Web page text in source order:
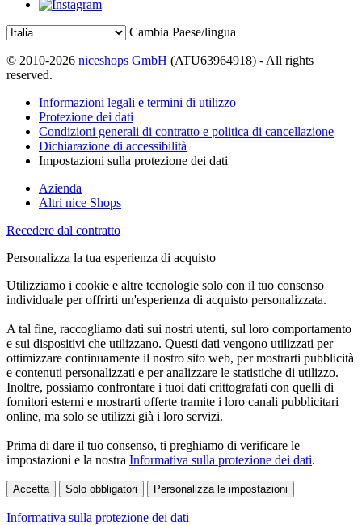
Cambia Paese/lingua
© 2010-2026 niceshops GmbH (ATU63964918) - All rights
reserved.
Informazioni legali e termini di utilizzo
Protezione dei dati
Condizioni generali di contratto e politica di cancellazione
Dichiarazione di accessibilità
Impostazioni sulla protezione dei dati
Azienda
Altri nice Shops
Recedere dal contratto
Personalizza la tua esperienza di acquisto
Utilizziamo i cookie e altre tecnologie solo con il tuo consenso
individuale per offrirti un'esperienza di acquisto personalizzata.
A tal fine, raccogliamo dati sui nostri utenti, sul loro comportamento
e sui dispositivi che utilizzano. Questi dati vengono utilizzati per
ottimizzare continuamente il nostro sito web, per mostrarti pubblicità
e contenuti personalizzati e per analizzare le statistiche di utilizzo.
Inoltre, possiamo confrontare i tuoi dati crittografati con quelli di
fornitori esterni e mostrarti offerte tramite i loro canali pubblicitari
online, ma solo se utilizzi già i loro servizi.
Prima di dare il tuo consenso, ti preghiamo di verificare le
impostazioni e la nostra Informativa sulla protezione dei dati.
Accetta Solo obbligatori Personalizza le impostazioni
Informativa sulla protezione dei dati